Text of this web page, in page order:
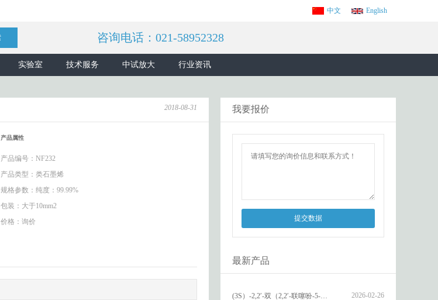
中文 English
咨询电话：021-58952328
实验室 技术服务 中试放大 行业资讯
2018-08-31
产品属性
产品编号：NF232
产品类型：类石墨烯
规格参数：纯度：99.99%
包装：大于10mm2
价格：询价
我要报价
提交数据
最新产品
2026-02-26